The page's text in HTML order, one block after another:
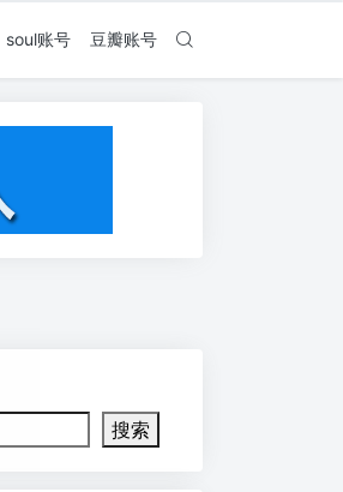
soul账号 豆瓣账号
搜索